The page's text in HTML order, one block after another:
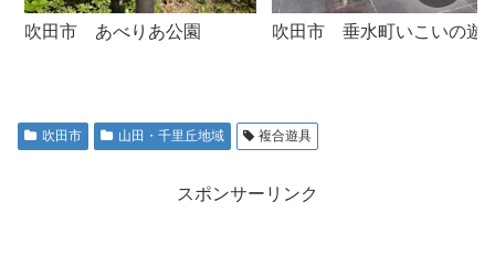
吹田市 あべりあ公園 吹田市 垂水町いこいの遊
吹田市 山田・千里丘地域 複合遊具
スポンサーリンク